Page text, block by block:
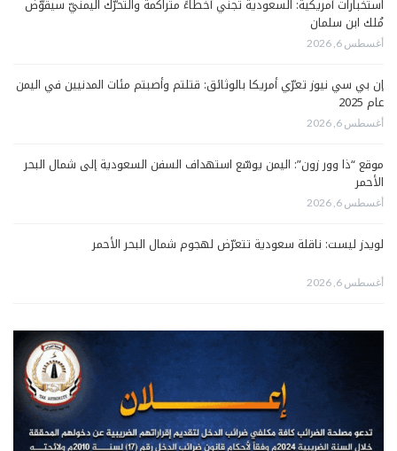
استخبارات أمريكية: السعودية تجني أخطاءً متراكمة والتحرّك اليمنيّ سيقوّض
مُلك ابن سلمان
أغسطس 6, 2026
إن بي سي نيوز تعرّي أمريكا بالوثائق: قتلتم وأصبتم مئات المدنيين في اليمن
عام 2025
أغسطس 6, 2026
موقع “ذا وور زون”: اليمن يوسّع استهداف السفن السعودية إلى شمال البحر
الأحمر
أغسطس 6, 2026
لويدز ليست: ناقلة سعودية تتعرّض لهجوم شمال البحر الأحمر
أغسطس 6, 2026